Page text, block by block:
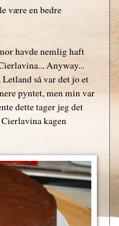
være en bedre
havde nemlig haft
Anyway...
så var det jo et
pyntet, men min var
dette tager jeg det
kagen